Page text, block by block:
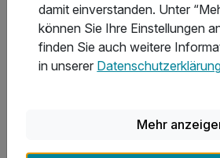
Öffnungszeiten und reservieren
Tisch auf unserer Website.
damit einverstanden. Unter
können Sie Ihre Einstellungen
finden Sie auch weitere
in unserer
Mehr